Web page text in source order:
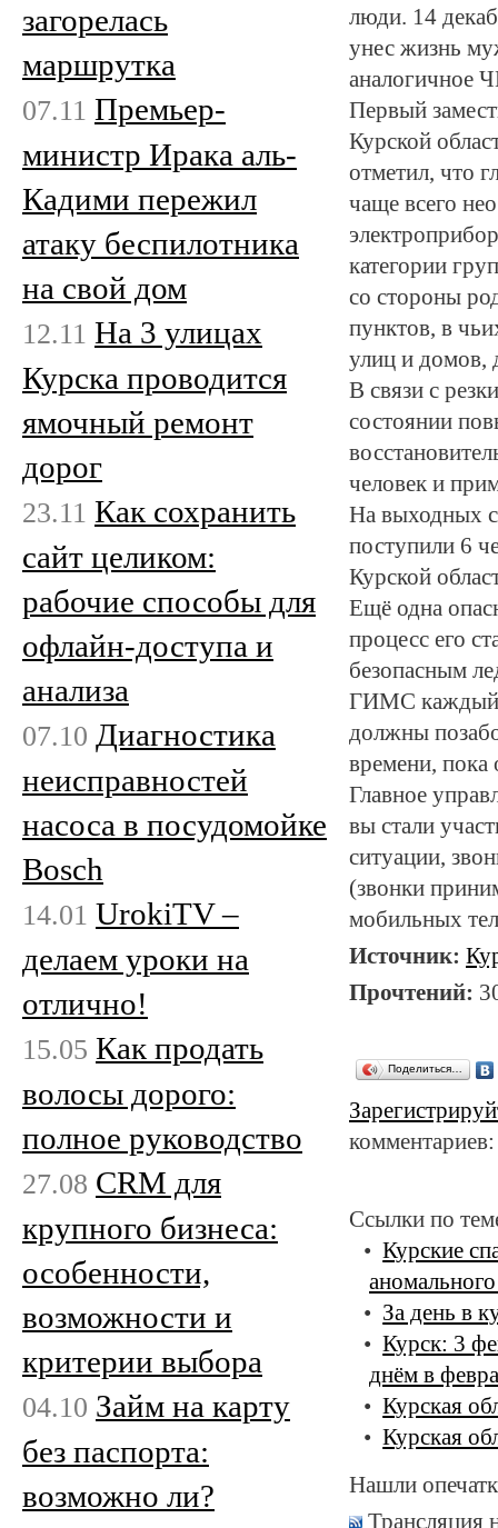
люди. 14
унес жизнь
аналогичное
Первый
Курской
отметил, что
чаще всего
категории
со стороны
пунктов, в
улиц и домов,
В связи с
состоянии
человек и
На выходных
поступили 6
Курской
Ещё одна
процесс его
безопасным
ГИМС каждый
должны
времени, пока
Главное
вы стали
ситуации,
(звонки
мобильных
Источник:
Прочтений:
Поделиться…
Ссылки по
Курские
За день в
Курск: 3
днём в
Курская
Курская
Нашли
Трансляция
загорелась
маршрутка
07.11 Премьер-
министр Ирака аль-
Кадими пережил
атаку беспилотника
на свой дом
12.11 На 3 улицах
Курска проводится
ямочный ремонт
дорог
23.11 Как сохранить
сайт целиком:
рабочие способы для
офлайн-доступа и
анализа
07.10 Диагностика
неисправностей
насоса в посудомойке
Bosch
14.01 UrokiTV –
делаем уроки на
отлично!
15.05 Как продать
волосы дорого:
полное руководство
27.08 CRM для
крупного бизнеса:
особенности,
возможности и
критерии выбора
04.10 Займ на карту
без паспорта:
возможно ли?